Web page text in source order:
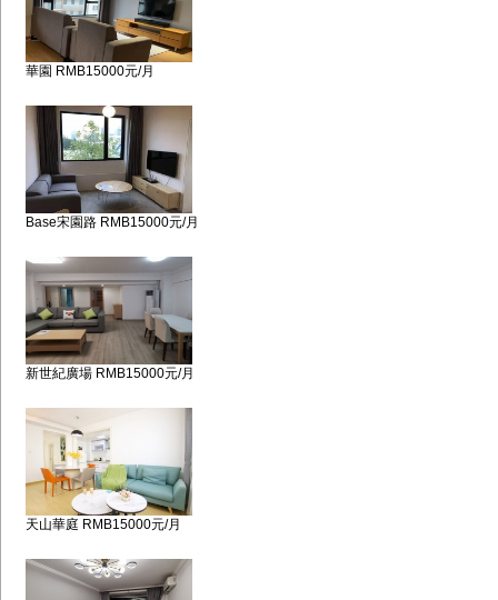
華園 RMB15000元/月
Base宋園路 RMB15000元/月
新世紀廣場 RMB15000元/月
天山華庭 RMB15000元/月